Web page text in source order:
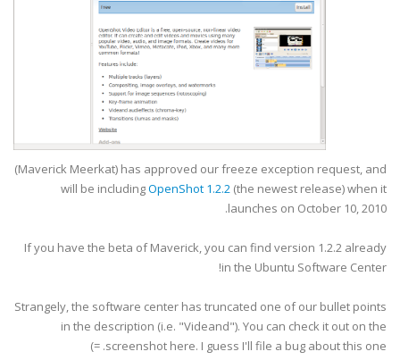
(Maverick Meerkat) has approved our freeze exception request, and
will be includingOpenShot 1.2.2 (the newest release) when it
launches on October 10, 2010.
If you have the beta of Maverick, you can find version 1.2.2 already
in the Ubuntu Software Center!
Strangely, the software center has truncated one of our bullet points
in the description (i.e. "Videand"). You can check it out on the
screenshot here. I guess I'll file a bug about this one. =)